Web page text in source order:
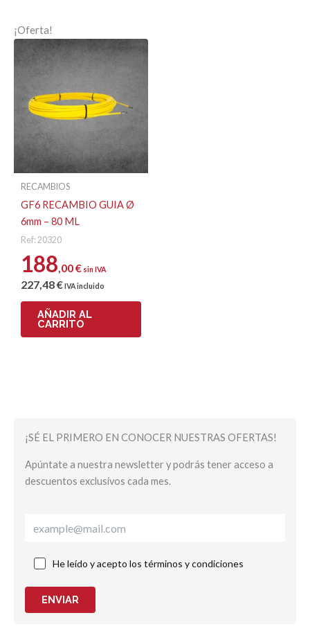
¡Oferta!
RECAMBIOS
GF6 RECAMBIO GUIA Ø
6mm – 80 ML
Ref: 20320
188,00€ sin IVA
227,48€ IVA incluido
AÑADIR AL
CARRITO
¡SÉ EL PRIMERO EN CONOCER NUESTRAS OFERTAS!
Apúntate a nuestra newsletter y podrás tener acceso a
descuentos exclusivos cada mes.
He leído y acepto los términos y condiciones
ENVIAR